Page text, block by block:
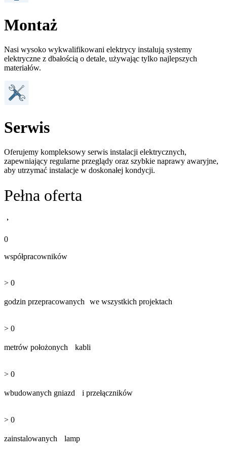
Montaż
Nasi wysoko wykwalifikowani elektrycy instalują systemy
elektryczne z dbałością o detale, używając tylko najlepszych
materiałów.
Serwis
Oferujemy kompleksowy serwis instalacji elektrycznych,
zapewniający regularne przeglądy oraz szybkie naprawy awaryjne,
aby utrzymać instalacje w doskonałej kondycji.
Pełna oferta
0
współpracowników
> 0
godzin przepracowanych we wszystkich projektach
> 0
metrów położonych kabli
> 0
wbudowanych gniazd i przełączników
> 0
zainstalowanych lamp